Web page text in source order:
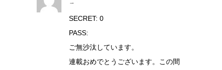
→
SECRET: 0
PASS:
ご無沙汰しています。
連載おめでとうございます。この間